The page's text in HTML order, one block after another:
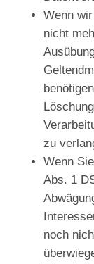
Wenn
nicht
zu
Wenn
Abs. 1
noch